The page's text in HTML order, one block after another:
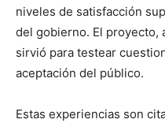
niveles de satisfacción
del gobierno. El proyecto,
sirvió para testear
aceptación del público.
Estas experiencias son